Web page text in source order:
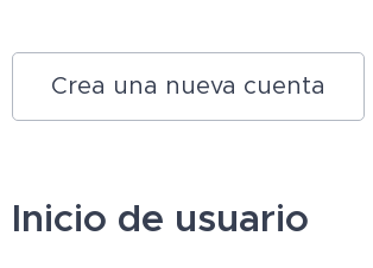
Crea una nueva cuenta
Inicio de usuario